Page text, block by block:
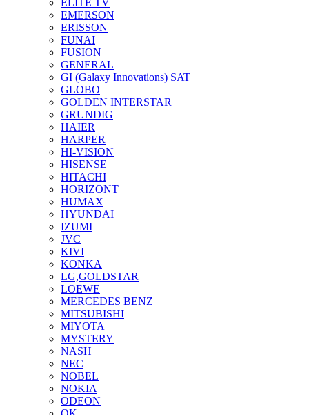
ELITE TV
EMERSON
ERISSON
FUNAI
FUSION
GENERAL
GI (Galaxy Innovations) SAT
GLOBO
GOLDEN INTERSTAR
GRUNDIG
HAIER
HARPER
HI-VISION
HISENSE
HITACHI
HORIZONT
HUMAX
HYUNDAI
IZUMI
JVC
KIVI
KONKA
LG,GOLDSTAR
LOEWE
MERCEDES BENZ
MITSUBISHI
MIYOTA
MYSTERY
NASH
NEC
NOBEL
NOKIA
ODEON